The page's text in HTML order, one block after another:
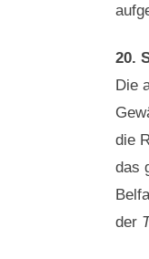
20.
Die
die
das
der